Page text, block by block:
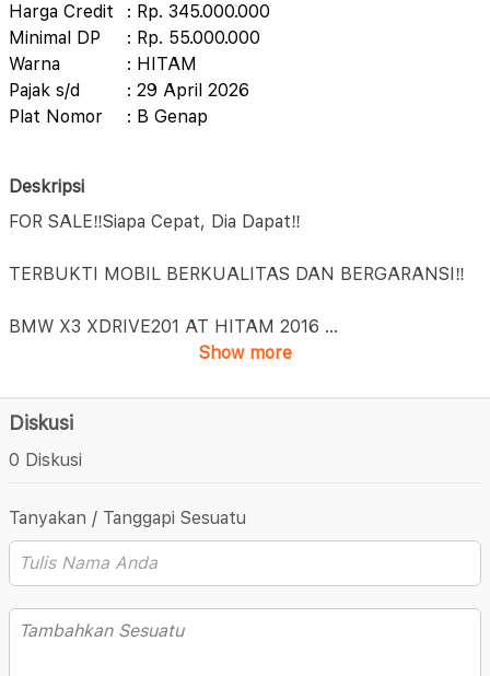
Harga Credit
: Rp. 345.000.000
Minimal DP
: Rp. 55.000.000
Warna
: HITAM
Pajak s/d
: 29 April 2026
Plat Nomor
: B Genap
Deskripsi
FOR SALE‼️Siapa Cepat, Dia Dapat‼️
TERBUKTI MOBIL BERKUALITAS DAN BERGARANSI‼️
BMW X3 XDRIVE201 AT HITAM 2016 ...
Show more
Diskusi
0 Diskusi
Tanyakan / Tanggapi Sesuatu